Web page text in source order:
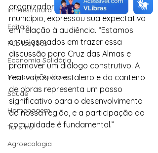
Infraestrutura
Editais
Publicações
Economia Solidária
Moção de Aplauso
Saúde
Homenagem
Turismo
Agroecologia
organizador desta ação no
município, expressou sua expectativa
em relação à audiência. “Estamos
entusiasmados em trazer essa
discussão para Cruz das Almas e
promover um diálogo construtivo. A
reativação do estaleiro e do canteiro
de obras representa um passo
significativo para o desenvolvimento
da nossa região, e a participação da
comunidade é fundamental.”